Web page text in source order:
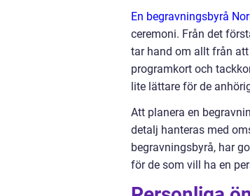
En begravningsbyrå
ceremoni. Från det
tar hand om allt från
programkort och
lite lättare för de
Att planera en
detalj hanteras med
begravningsbyrå, har
för de som vill ha en